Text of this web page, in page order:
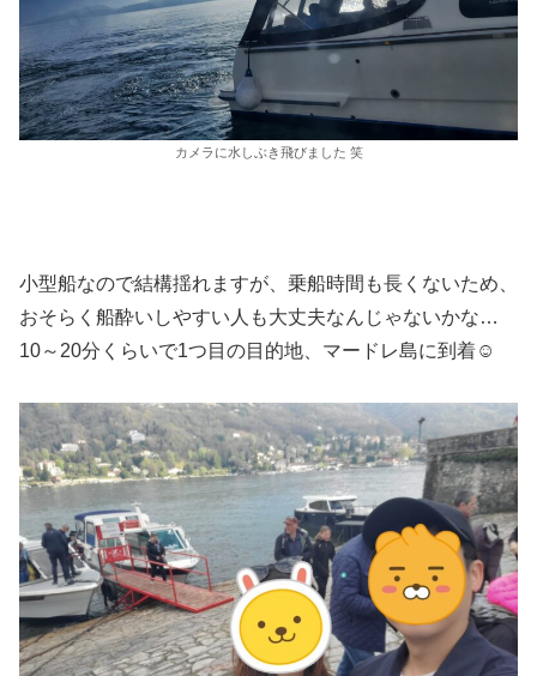
カメラに水しぶき飛びました 笑
小型船なので結構揺れますが、乗船時間も長くないため、
おそらく船酔いしやすい人も大丈夫なんじゃないかな…
10～20分くらいで1つ目の目的地、マードレ島に到着☺